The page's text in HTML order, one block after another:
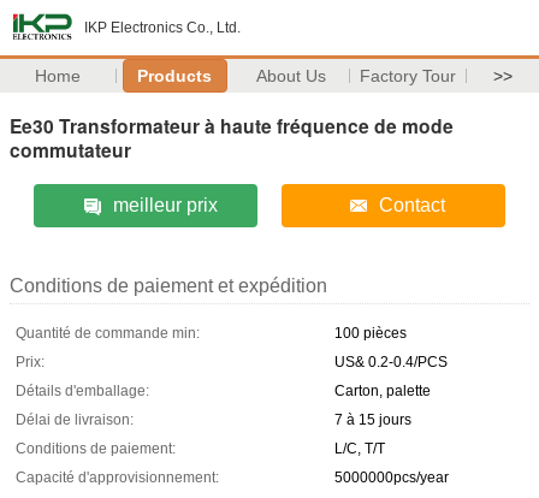
IKP Electronics Co., Ltd.
Home Products About Us Factory Tour >>
Ee30 Transformateur à haute fréquence de mode
commutateur
meilleur prix Contact
Conditions de paiement et expédition
Quantité de commande min:
100 pièces
Prix:
US& 0.2-0.4/PCS
Détails d'emballage:
Carton, palette
Délai de livraison:
7 à 15 jours
Conditions de paiement:
L/C, T/T
Capacité d'approvisionnement:
5000000pcs/year